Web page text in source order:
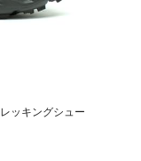
ッキングシュー